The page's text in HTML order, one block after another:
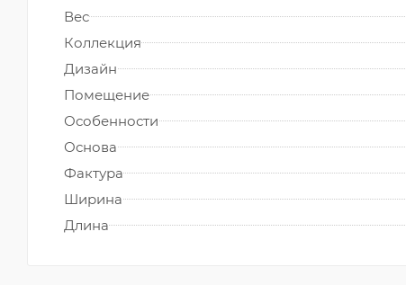
Вес
Коллекция
Дизайн
Помещение
Особенности
Основа
Фактура
Ширина
Длина